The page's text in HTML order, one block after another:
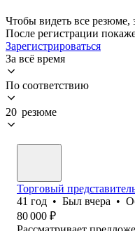
Чтобы видеть все резюме,
После регистрации
Зарегистрироваться
За всё время
По соответствию
20 резюме
Торговый
41 год • Был вчера •
80 000 ₽